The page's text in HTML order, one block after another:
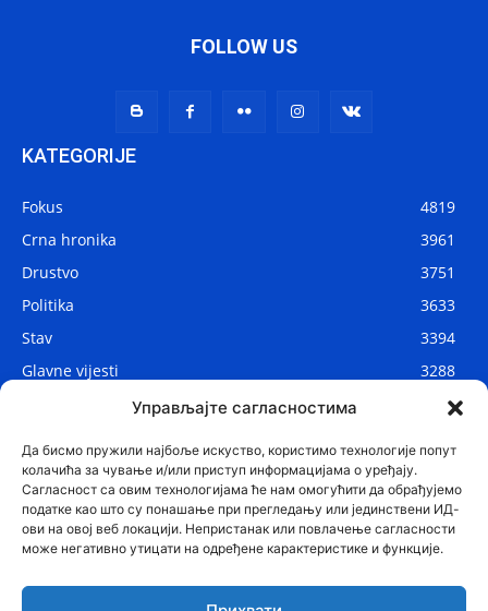
Управљајте сагласностима
Да бисмо пружили најбоље искуство, користимо технологије попут
колачића за чување и/или приступ информацијама о уређају.
Сагласност са овим технологијама ће нам омогућити да обрађујемо
податке као што су понашање при прегледању или јединствени ИД-
ови на овој веб локацији. Непристанак или повлачење сагласности
може негативно утицати на одређене карактеристике и функције.
FOLLOW US
KATEGORIJE
Fokus
4819
Crna hronika
3961
Drustvo
3751
Politika
3633
Stav
3394
Glavne vijesti
3288
2912